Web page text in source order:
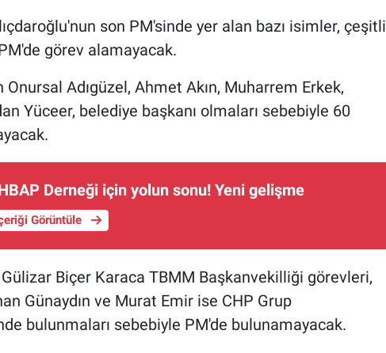
son PM'sinde yer alan bazı isimler, çeşitli
görev alamayacak.
Adıgüzel, Ahmet Akın, Muharrem Erkek,
Yüceer, belediye başkanı olmaları sebebiyle 60
Derneği için yolun sonu! Yeni gelişme
Görüntüle
Biçer Karaca TBMM Başkanvekilliği görevleri,
Günaydın ve Murat Emir ise CHP Grup
bulunmaları sebebiyle PM'de bulunamayacak.